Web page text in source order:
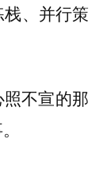
、并行策
不宣的那